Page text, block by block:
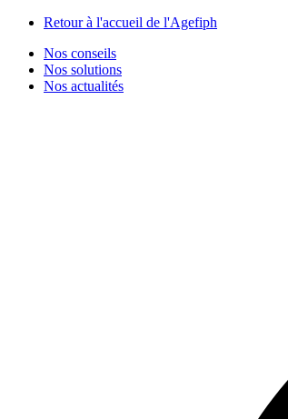
Retour à l'accueil de l'Agefiph
Nos conseils
Nos solutions
Nos actualités